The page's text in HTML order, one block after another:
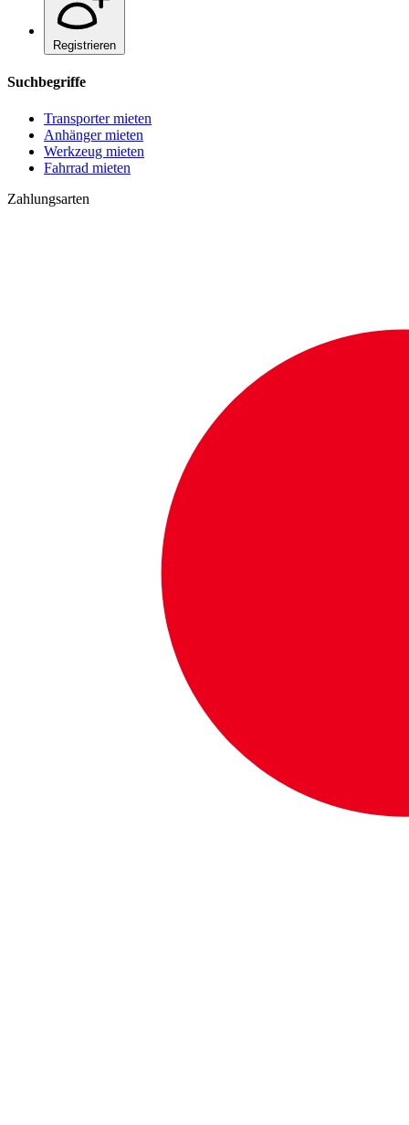
Registrieren
Suchbegriffe
Transporter mieten
Anhänger mieten
Werkzeug mieten
Fahrrad mieten
Zahlungsarten